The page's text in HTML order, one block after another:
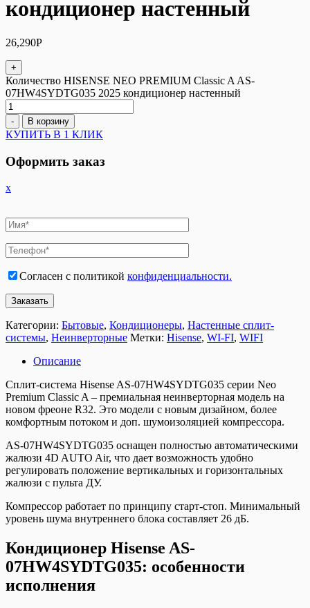
кондиционер настенный
26,290Р
+
Количество HISENSE NEO PREMIUM Сlassic A AS-
07HW4SYDTG035 2025 кондиционер настенный
- В корзину
КУПИТЬ В 1 КЛИК
Оформить заказ
x
Согласен с политикой конфиденциальности.
Категории: Бытовые, Кондиционеры, Настенные сплит-
системы, Неинверторные Метки: Hisense, WI-FI, WIFI
Описание
Сплит-система Hisense AS-07HW4SYDTG035 серии Neo
Premium Classic A – премиальная неинверторная модель на
новом фреоне R32. Это модели с новым дизайном, более
комфортным потоком и доп. шумоизоляцией компрессора.
AS-07HW4SYDTG035 оснащен полностью автоматическими
жалюзи 4D AUTO Air, что дает возможность удобно
регулировать положение вертикальных и горизонтальных
жалюзи с пульта ДУ.
Компрессор работает по принципу старт-стоп. Минимальный
уровень шума внутреннего блока составляет 26 дБ.
Кондиционер Hisense AS-
07HW4SYDTG035: особенности
исполнения